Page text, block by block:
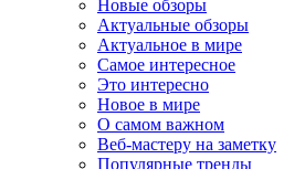
Новые обзоры
Актуальные обзоры
Актуальное в мире
Самое интересное
Это интересно
Новое в мире
О самом важном
Веб-мастеру на заметку
Популярные тренды